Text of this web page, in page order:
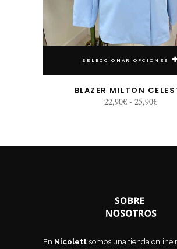
SELECCIONAR OPCIONES
BLAZER MILTON
22,90€ - 25,90€Rango
En Nicolett somos una tienda online